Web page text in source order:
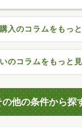
入のコラムをもっ
のコラムをもっと
の他の条件から探